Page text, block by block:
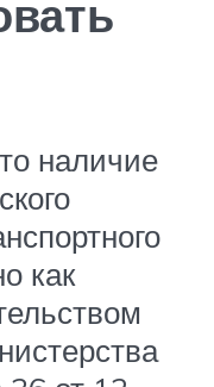
наличие
как